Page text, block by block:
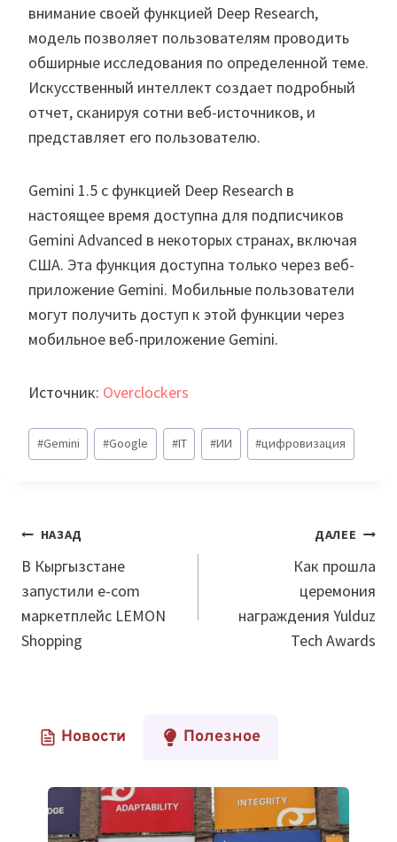
внимание своей функцией Deep Research,
модель позволяет пользователям проводить
обширные исследования по определенной теме.
Искусственный интеллект создает подробный
отчет, сканируя сотни веб-источников, и
представляет его пользователю.
Gemini 1.5 с функцией Deep Research в
настоящее время доступна для подписчиков
Gemini Advanced в некоторых странах, включая
США. Эта функция доступна только через веб-
приложение Gemini. Мобильные пользователи
могут получить доступ к этой функции через
мобильное веб-приложение Gemini.
Источник: Overclockers
Метки
записи:
#Gemini #Google #IT #ИИ #цифровизация
Навигация
по
записям
НАЗАД
В Кыргызстане
запустили e-com
маркетплейс LEMON
Shopping
ДАЛЕЕ
Как прошла
церемония
награждения Yulduz
Tech Awards
Новости Полезное